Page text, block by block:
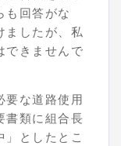
も回答がな
ましたが、私
できませんで
要な道路使用
書類に組合長
としたとこ